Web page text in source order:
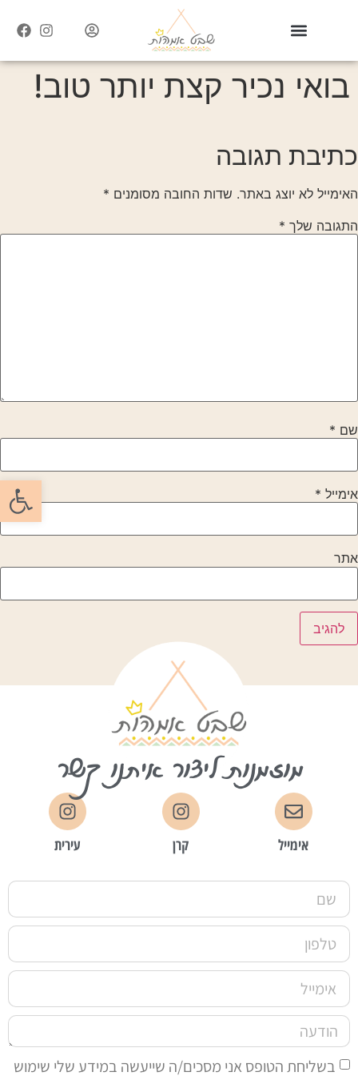
פתח
בואי נכיר קצת יותר טוב!
כתיבת תגובה
האימייל לא יוצג באתר. שדות החובה מסומנים *
התגובה שלך *
שם *
אימייל *
אתר
מוזמנות ליצור איתנו קשר
אימייל קרן עירית
בשליחת הטופס אני מסכים/ה שייעשה במידע שלי שימוש